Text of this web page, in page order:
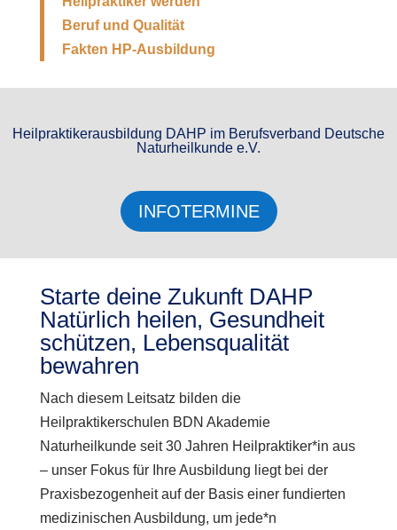
Beruf und Qualität
Fakten HP-Ausbildung
Heilpraktikerausbildung DAHP im Berufsverband Deutsche
Naturheilkunde e.V.
INFOTERMINE
Starte deine Zukunft DAHP
Natürlich heilen, Gesundheit
schützen, Lebensqualität
bewahren
Nach diesem Leitsatz bilden die
Heilpraktikerschulen BDN Akademie
Naturheilkunde seit 30 Jahren Heilpraktiker*in aus
– unser Fokus für Ihre Ausbildung liegt bei der
Praxisbezogenheit auf der Basis einer fundierten
medizinischen Ausbildung, um jede*n